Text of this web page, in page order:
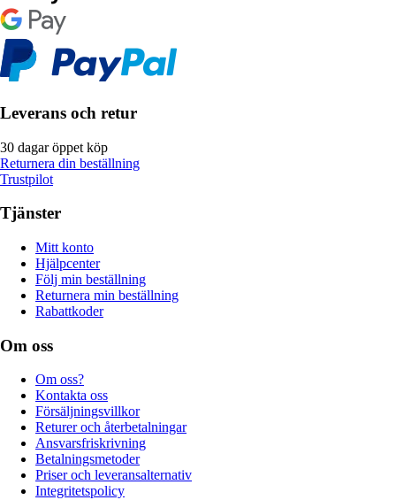
Leverans och retur
30 dagar öppet köp
Returnera din beställning
Trustpilot
Tjänster
Mitt konto
Hjälpcenter
Följ min beställning
Returnera min beställning
Rabattkoder
Om oss
Om oss?
Kontakta oss
Försäljningsvillkor
Returer och återbetalningar
Ansvarsfriskrivning
Betalningsmetoder
Priser och leveransalternativ
Integritetspolicy